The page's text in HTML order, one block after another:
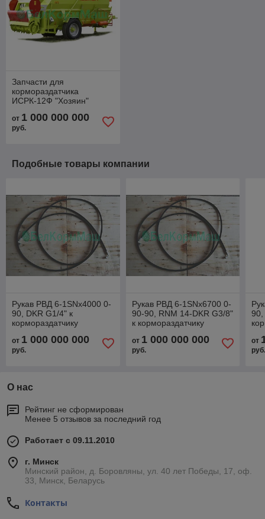
Запчасти для
кормораздатчика
ИСРК-12Ф "Хозяин"
от 1 000 000 000
руб.
Подобные товары компании
Рукав РВД 6-1SNx4000 0-
90, DKR G1/4" к
кормораздатчику
от 1 000 000 000
руб.
Рукав РВД 6-1SNx6700 0-
90-90, RNM 14-DKR G3/8"
к кормораздатчику
от 1 000 000 000
руб.
90,
от
О нас
Рейтинг не сформирован
Менее 5 отзывов за последний год
Работает с 09.11.2010
г. Минск
Минский район, д. Боровляны, ул. 40 лет Победы, 17, оф.
33, Минск, Беларусь
Контакты